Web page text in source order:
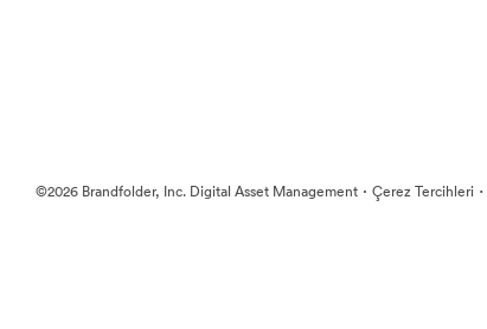
©2026 Brandfolder, Inc. Digital Asset Management · Çerez Tercihleri ·